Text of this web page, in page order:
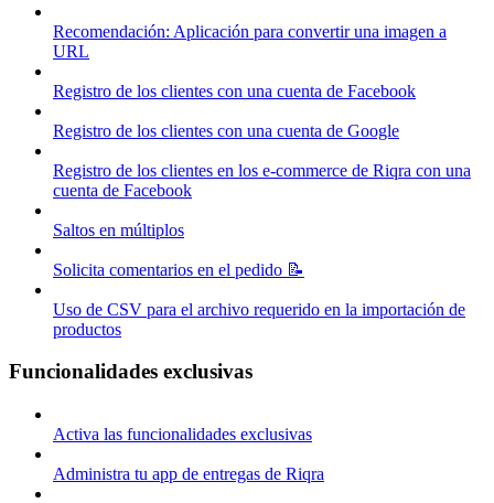
Recomendación: Aplicación para convertir una imagen a
URL
Registro de los clientes con una cuenta de Facebook
Registro de los clientes con una cuenta de Google
Registro de los clientes en los e-commerce de Riqra con una
cuenta de Facebook
Saltos en múltiplos
Solicita comentarios en el pedido 📝
Uso de CSV para el archivo requerido en la importación de
productos
Funcionalidades exclusivas
Activa las funcionalidades exclusivas
Administra tu app de entregas de Riqra